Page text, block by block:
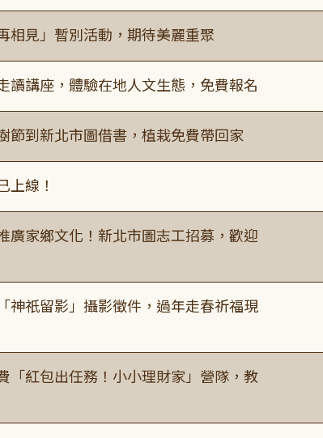
相見」暫別活動，期待美麗重聚
讀講座，體驗在地人文生態，免費報名
節到新北市圖借書，植栽免費帶回家
上線！
廣家鄉文化！新北市圖志工招募，歡迎
神祇留影」攝影徵件，過年走春祈福現
「紅包出任務！小小理財家」營隊，教